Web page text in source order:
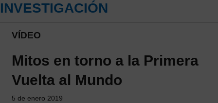
INVESTIGACIÓN
VÍDEO
Mitos en torno a la Primera
Vuelta al Mundo
5 de enero 2019